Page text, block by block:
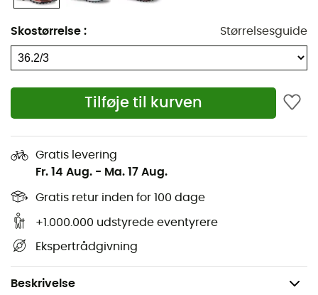
Skostørrelse : Størrelsesguide
Tilføje til kurven
Gratis levering
Fr. 14 Aug. - Ma. 17 Aug.
Gratis retur inden for 100 dage
+1.000.000 udstyrede eventyrere
Ekspertrådgivning
Beskrivelse
bevæge sig naturligt
Adula Vibram® ydersål, der tilbyder en god
balance mellem holdbarhed og greb
Fremragende pasform takket være Dolomite DAS
Light systemet
Perfecta systemet, med sin ergonomiske form,
Letvægts snøresystem, der fordeler trykket jævnt
Light systemet, der kombinerer ergonomisk form og
indersål
En vandresko med vintage design, der tilbyder
Vægt: 2 x 558 g